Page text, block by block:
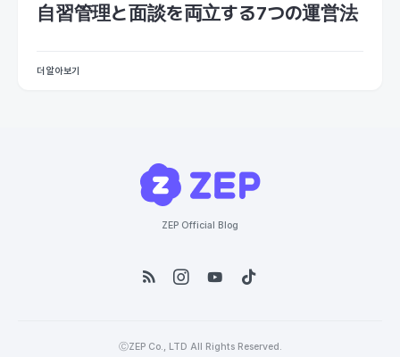
自習管理と面談を両立する7つの運営法
더 알아보기
ZEP Official Blog
ⒸZEP Co., LTD All Rights Reserved.